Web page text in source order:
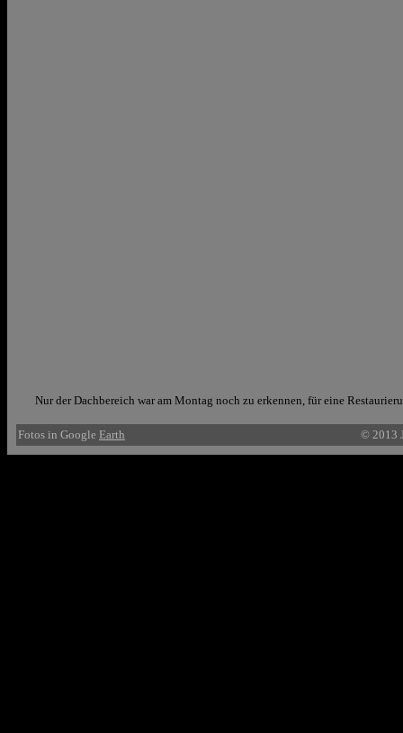
Nur der Dachbereich war am Montag noch zu erkennen, für eine
Fotos in Google Earth © 2013